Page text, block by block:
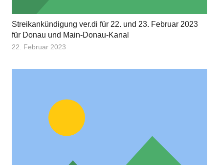
Streikankündigung ver.di für 22. und 23. Februar 2023
für Donau und Main-Donau-Kanal
22. Februar 2023